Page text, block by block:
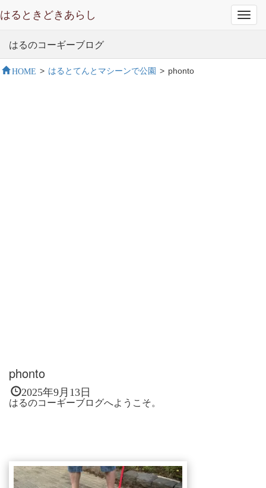
はるときどきあらし
はるのコーギーブログ
HOME > はるとてんとマシーンで公園 > phonto
phonto
2025年9月13日
はるのコーギーブログへようこそ。